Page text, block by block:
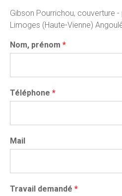
Gibson Pourrichou, couverture
Limoges (Haute-Vienne)
Nom, prénom *
Téléphone *
Mail
Travail demandé *